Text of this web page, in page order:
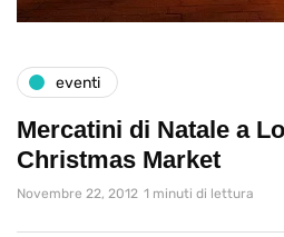
eventi
Mercatini di Natale a
Christmas Market
Novembre 22, 2012 1 minuti di lettura